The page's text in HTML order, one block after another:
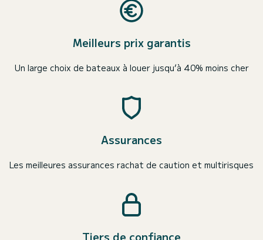
Meilleurs prix garantis
Un large choix de bateaux à louer jusqu’à 40% moins cher
Assurances
Les meilleures assurances rachat de caution et multirisques
Tiers de confiance